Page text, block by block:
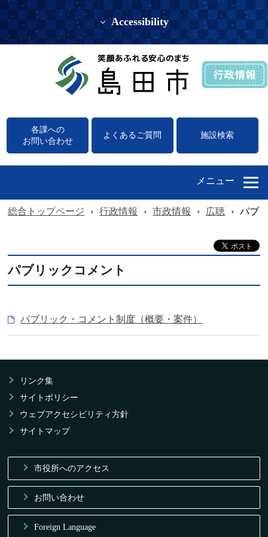
Accessibility
各課への
お問い合わせ
よくあるご質問 施設検索
メニュー
総合トップページ › 行政情報 › 市政情報 › 広聴 › パブ
パブリックコメント
パブリック・コメント制度（概要・案件）
リンク集
サイトポリシー
ウェブアクセシビリティ方針
サイトマップ
市役所へのアクセス
お問い合わせ
Foreign Language